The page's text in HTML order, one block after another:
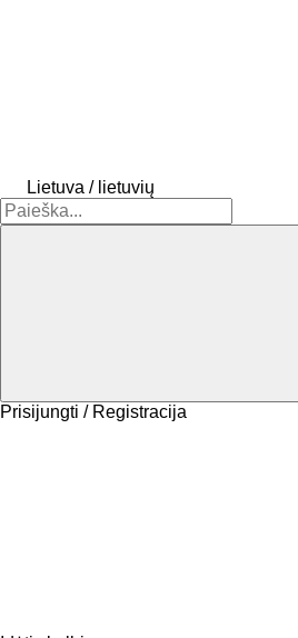
Lietuva / lietuvių
Prisijungti / Registracija